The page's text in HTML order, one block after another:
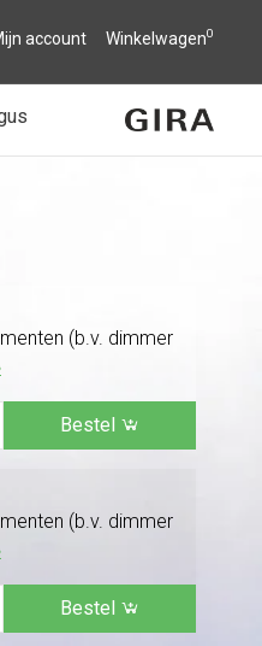
account Winkelwagen0
(b.v. dimmer
Bestel
(b.v. dimmer
Bestel